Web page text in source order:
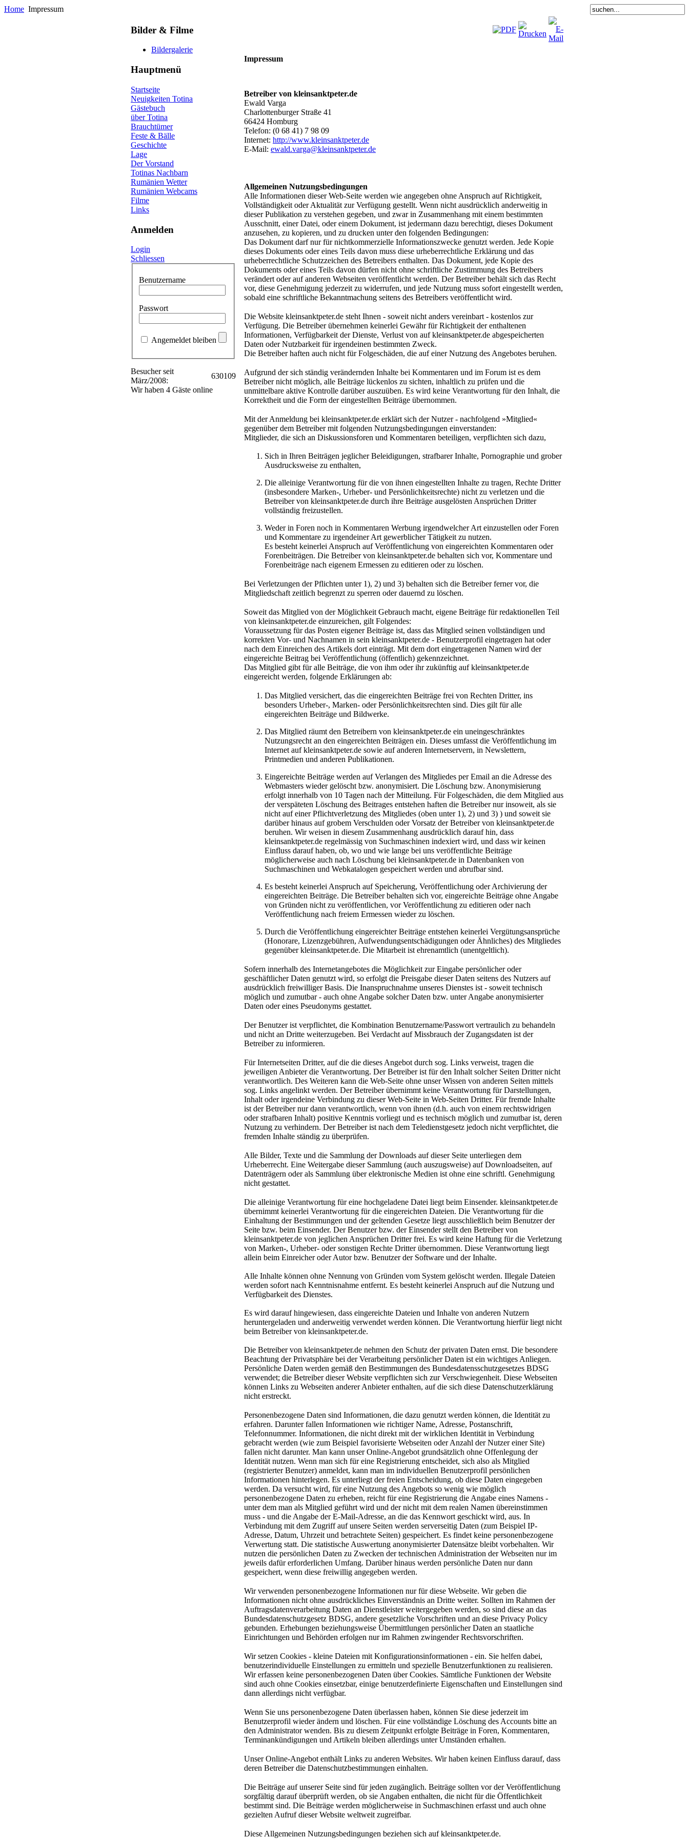
Home Impressum
Bilder & Filme
Bildergalerie
Hauptmenü
Startseite
Neuigkeiten Totina
Gästebuch
über Totina
Brauchtümer
Feste & Bälle
Geschichte
Lage
Der Vorstand
Totinas Nachbarn
Rumänien Wetter
Rumänien Webcams
Filme
Links
Anmelden
Login
Schliessen
Benutzername
Passwort
Angemeldet bleiben
Besucher seit
März/2008:
630109
Wir haben 4 Gäste online
Impressum
Betreiber von kleinsanktpeter.de
Ewald Varga
Charlottenburger Straße 41
66424 Homburg
Telefon: (0 68 41) 7 98 09
Internet: http://www.kleinsanktpeter.de
E-Mail: ewald.varga@kleinsanktpeter.de
Allgemeinen Nutzungsbedingungen
Alle Informationen dieser Web-Seite werden wie angegeben ohne Anspruch auf Richtigkeit,
Vollständigkeit oder Aktualität zur Verfügung gestellt. Wenn nicht ausdrücklich anderweitig in
dieser Publikation zu verstehen gegeben, und zwar in Zusammenhang mit einem bestimmten
Ausschnitt, einer Datei, oder einem Dokument, ist jedermann dazu berechtigt, dieses Dokument
anzusehen, zu kopieren, und zu drucken unter den folgenden Bedingungen:
Das Dokument darf nur für nichtkommerzielle Informationszwecke genutzt werden. Jede Kopie
dieses Dokuments oder eines Teils davon muss diese urheberrechtliche Erklärung und das
urheberrechtliche Schutzzeichen des Betreibers enthalten. Das Dokument, jede Kopie des
Dokuments oder eines Teils davon dürfen nicht ohne schriftliche Zustimmung des Betreibers
verändert oder auf anderen Webseiten veröffentlicht werden. Der Betreiber behält sich das Recht
vor, diese Genehmigung jederzeit zu widerrufen, und jede Nutzung muss sofort eingestellt werden,
sobald eine schriftliche Bekanntmachung seitens des Betreibers veröffentlicht wird.
Die Website kleinsanktpeter.de steht Ihnen - soweit nicht anders vereinbart - kostenlos zur
Verfügung. Die Betreiber übernehmen keinerlei Gewähr für Richtigkeit der enthaltenen
Informationen, Verfügbarkeit der Dienste, Verlust von auf kleinsanktpeter.de abgespeicherten
Daten oder Nutzbarkeit für irgendeinen bestimmten Zweck.
Die Betreiber haften auch nicht für Folgeschäden, die auf einer Nutzung des Angebotes beruhen.
Aufgrund der sich ständig verändernden Inhalte bei Kommentaren und im Forum ist es dem
Betreiber nicht möglich, alle Beiträge lückenlos zu sichten, inhaltlich zu prüfen und die
unmittelbare aktive Kontrolle darüber auszuüben. Es wird keine Verantwortung für den Inhalt, die
Korrektheit und die Form der eingestellten Beiträge übernommen.
Mit der Anmeldung bei kleinsanktpeter.de erklärt sich der Nutzer - nachfolgend »Mitglied«
gegenüber dem Betreiber mit folgenden Nutzungsbedingungen einverstanden:
Mitglieder, die sich an Diskussionsforen und Kommentaren beteiligen, verpflichten sich dazu,
Sich in Ihren Beiträgen jeglicher Beleidigungen, strafbarer Inhalte, Pornographie und grober
Ausdrucksweise zu enthalten,
Die alleinige Verantwortung für die von ihnen eingestellten Inhalte zu tragen, Rechte Dritter
(insbesondere Marken-, Urheber- und Persönlichkeitsrechte) nicht zu verletzen und die
Betreiber von kleinsanktpeter.de durch ihre Beiträge ausgelösten Ansprüchen Dritter
vollständig freizustellen.
Weder in Foren noch in Kommentaren Werbung irgendwelcher Art einzustellen oder Foren
und Kommentare zu irgendeiner Art gewerblicher Tätigkeit zu nutzen.
Es besteht keinerlei Anspruch auf Veröffentlichung von eingereichten Kommentaren oder
Forenbeiträgen. Die Betreiber von kleinsanktpeter.de behalten sich vor, Kommentare und
Forenbeiträge nach eigenem Ermessen zu editieren oder zu löschen.
Bei Verletzungen der Pflichten unter 1), 2) und 3) behalten sich die Betreiber ferner vor, die
Mitgliedschaft zeitlich begrenzt zu sperren oder dauernd zu löschen.
Soweit das Mitglied von der Möglichkeit Gebrauch macht, eigene Beiträge für redaktionellen Teil
von kleinsanktpeter.de einzureichen, gilt Folgendes:
Voraussetzung für das Posten eigener Beiträge ist, dass das Mitglied seinen vollständigen und
korrekten Vor- und Nachnamen in sein kleinsanktpeter.de - Benutzerprofil eingetragen hat oder
nach dem Einreichen des Artikels dort einträgt. Mit dem dort eingetragenen Namen wird der
eingereichte Beitrag bei Veröffentlichung (öffentlich) gekennzeichnet.
Das Mitglied gibt für alle Beiträge, die von ihm oder ihr zukünftig auf kleinsanktpeter.de
eingereicht werden, folgende Erklärungen ab:
Das Mitglied versichert, das die eingereichten Beiträge frei von Rechten Dritter, ins
besonders Urheber-, Marken- oder Persönlichkeitsrechten sind. Dies gilt für alle
eingereichten Beiträge und Bildwerke.
Das Mitglied räumt den Betreibern von kleinsanktpeter.de ein uneingeschränktes
Nutzungsrecht an den eingereichten Beiträgen ein. Dieses umfasst die Veröffentlichung im
Internet auf kleinsanktpeter.de sowie auf anderen Internetservern, in Newslettern,
Printmedien und anderen Publikationen.
Eingereichte Beiträge werden auf Verlangen des Mitgliedes per Email an die Adresse des
Webmasters wieder gelöscht bzw. anonymisiert. Die Löschung bzw. Anonymisierung
erfolgt innerhalb von 10 Tagen nach der Mitteilung. Für Folgeschäden, die dem Mitglied aus
der verspäteten Löschung des Beitrages entstehen haften die Betreiber nur insoweit, als sie
nicht auf einer Pflichtverletzung des Mitgliedes (oben unter 1), 2) und 3) ) und soweit sie
darüber hinaus auf grobem Verschulden oder Vorsatz der Betreiber von kleinsanktpeter.de
beruhen. Wir weisen in diesem Zusammenhang ausdrücklich darauf hin, dass
kleinsanktpeter.de regelmässig von Suchmaschinen indexiert wird, und dass wir keinen
Einfluss darauf haben, ob, wo und wie lange bei uns veröffentlichte Beiträge
möglicherweise auch nach Löschung bei kleinsanktpeter.de in Datenbanken von
Suchmaschinen und Webkatalogen gespeichert werden und abrufbar sind.
Es besteht keinerlei Anspruch auf Speicherung, Veröffentlichung oder Archivierung der
eingereichten Beiträge. Die Betreiber behalten sich vor, eingereichte Beiträge ohne Angabe
von Gründen nicht zu veröffentlichen, vor Veröffentlichung zu editieren oder nach
Veröffentlichung nach freiem Ermessen wieder zu löschen.
Durch die Veröffentlichung eingereichter Beiträge entstehen keinerlei Vergütungsansprüche
(Honorare, Lizenzgebühren, Aufwendungsentschädigungen oder Ähnliches) des Mitgliedes
gegenüber kleinsanktpeter.de. Die Mitarbeit ist ehrenamtlich (unentgeltlich).
Sofern innerhalb des Internetangebotes die Möglichkeit zur Eingabe persönlicher oder
geschäftlicher Daten genutzt wird, so erfolgt die Preisgabe dieser Daten seitens des Nutzers auf
ausdrücklich freiwilliger Basis. Die Inanspruchnahme unseres Dienstes ist - soweit technisch
möglich und zumutbar - auch ohne Angabe solcher Daten bzw. unter Angabe anonymisierter
Daten oder eines Pseudonyms gestattet.
Der Benutzer ist verpflichtet, die Kombination Benutzername/Passwort vertraulich zu behandeln
und nicht an Dritte weiterzugeben. Bei Verdacht auf Missbrauch der Zugangsdaten ist der
Betreiber zu informieren.
Für Internetseiten Dritter, auf die die dieses Angebot durch sog. Links verweist, tragen die
jeweiligen Anbieter die Verantwortung. Der Betreiber ist für den Inhalt solcher Seiten Dritter nicht
verantwortlich. Des Weiteren kann die Web-Seite ohne unser Wissen von anderen Seiten mittels
sog. Links angelinkt werden. Der Betreiber übernimmt keine Verantwortung für Darstellungen,
Inhalt oder irgendeine Verbindung zu dieser Web-Seite in Web-Seiten Dritter. Für fremde Inhalte
ist der Betreiber nur dann verantwortlich, wenn von ihnen (d.h. auch von einem rechtswidrigen
oder strafbaren Inhalt) positive Kenntnis vorliegt und es technisch möglich und zumutbar ist, deren
Nutzung zu verhindern. Der Betreiber ist nach dem Teledienstgesetz jedoch nicht verpflichtet, die
fremden Inhalte ständig zu überprüfen.
Alle Bilder, Texte und die Sammlung der Downloads auf dieser Seite unterliegen dem
Urheberrecht. Eine Weitergabe dieser Sammlung (auch auszugsweise) auf Downloadseiten, auf
Datenträgern oder als Sammlung über elektronische Medien ist ohne eine schriftl. Genehmigung
nicht gestattet.
Die alleinige Verantwortung für eine hochgeladene Datei liegt beim Einsender. kleinsanktpeter.de
übernimmt keinerlei Verantwortung für die eingereichten Dateien. Die Verantwortung für die
Einhaltung der Bestimmungen und der geltenden Gesetze liegt ausschließlich beim Benutzer der
Seite bzw. beim Einsender. Der Benutzer bzw. der Einsender stellt den Betreiber von
kleinsanktpeter.de von jeglichen Ansprüchen Dritter frei. Es wird keine Haftung für die Verletzung
von Marken-, Urheber- oder sonstigen Rechte Dritter übernommen. Diese Verantwortung liegt
allein beim Einreicher oder Autor bzw. Benutzer der Software und der Inhalte.
Alle Inhalte können ohne Nennung von Gründen vom System gelöscht werden. Illegale Dateien
werden sofort nach Kenntnisnahme entfernt. Es besteht keinerlei Anspruch auf die Nutzung und
Verfügbarkeit des Dienstes.
Es wird darauf hingewiesen, dass eingereichte Dateien und Inhalte von anderen Nutzern
heruntergeladen und anderweitig verwendet werden können. Die Verantwortung hierfür liegt nicht
beim Betreiber von kleinsanktpeter.de.
Die Betreiber von kleinsanktpeter.de nehmen den Schutz der privaten Daten ernst. Die besondere
Beachtung der Privatsphäre bei der Verarbeitung persönlicher Daten ist ein wichtiges Anliegen.
Persönliche Daten werden gemäß den Bestimmungen des Bundesdatensschutzgesetzes BDSG
verwendet; die Betreiber dieser Website verpflichten sich zur Verschwiegenheit. Diese Webseiten
können Links zu Webseiten anderer Anbieter enthalten, auf die sich diese Datenschutzerklärung
nicht erstreckt.
Personenbezogene Daten sind Informationen, die dazu genutzt werden können, die Identität zu
erfahren. Darunter fallen Informationen wie richtiger Name, Adresse, Postanschrift,
Telefonnummer. Informationen, die nicht direkt mit der wirklichen Identität in Verbindung
gebracht werden (wie zum Beispiel favorisierte Webseiten oder Anzahl der Nutzer einer Site)
fallen nicht darunter. Man kann unser Online-Angebot grundsätzlich ohne Offenlegung der
Identität nutzen. Wenn man sich für eine Registrierung entscheidet, sich also als Mitglied
(registrierter Benutzer) anmeldet, kann man im individuellen Benutzerprofil persönlichen
Informationen hinterlegen. Es unterliegt der freien Entscheidung, ob diese Daten eingegeben
werden. Da versucht wird, für eine Nutzung des Angebots so wenig wie möglich
personenbezogene Daten zu erheben, reicht für eine Registrierung die Angabe eines Namens -
unter dem man als Mitglied geführt wird und der nicht mit dem realen Namen übereinstimmen
muss - und die Angabe der E-Mail-Adresse, an die das Kennwort geschickt wird, aus. In
Verbindung mit dem Zugriff auf unsere Seiten werden serverseitig Daten (zum Beispiel IP-
Adresse, Datum, Uhrzeit und betrachtete Seiten) gespeichert. Es findet keine personenbezogene
Verwertung statt. Die statistische Auswertung anonymisierter Datensätze bleibt vorbehalten. Wir
nutzen die persönlichen Daten zu Zwecken der technischen Administration der Webseiten nur im
jeweils dafür erforderlichen Umfang. Darüber hinaus werden persönliche Daten nur dann
gespeichert, wenn diese freiwillig angegeben werden.
Wir verwenden personenbezogene Informationen nur für diese Webseite. Wir geben die
Informationen nicht ohne ausdrückliches Einverständnis an Dritte weiter. Sollten im Rahmen der
Auftragsdatenverarbeitung Daten an Dienstleister weitergegeben werden, so sind diese an das
Bundesdatenschutzgesetz BDSG, andere gesetzliche Vorschriften und an diese Privacy Policy
gebunden. Erhebungen beziehungsweise Übermittlungen persönlicher Daten an staatliche
Einrichtungen und Behörden erfolgen nur im Rahmen zwingender Rechtsvorschriften.
Wir setzen Cookies - kleine Dateien mit Konfigurationsinformationen - ein. Sie helfen dabei,
benutzerindividuelle Einstellungen zu ermitteln und spezielle Benutzerfunktionen zu realisieren.
Wir erfassen keine personenbezogenen Daten über Cookies. Sämtliche Funktionen der Website
sind auch ohne Cookies einsetzbar, einige benutzerdefinierte Eigenschaften und Einstellungen sind
dann allerdings nicht verfügbar.
Wenn Sie uns personenbezogene Daten überlassen haben, können Sie diese jederzeit im
Benutzerprofil wieder ändern und löschen. Für eine vollständige Löschung des Accounts bitte an
den Administrator wenden. Bis zu diesem Zeitpunkt erfolgte Beiträge in Foren, Kommentaren,
Terminankündigungen und Artikeln bleiben allerdings unter Umständen erhalten.
Unser Online-Angebot enthält Links zu anderen Websites. Wir haben keinen Einfluss darauf, dass
deren Betreiber die Datenschutzbestimmungen einhalten.
Die Beiträge auf unserer Seite sind für jeden zugänglich. Beiträge sollten vor der Veröffentlichung
sorgfältig darauf überprüft werden, ob sie Angaben enthalten, die nicht für die Öffentlichkeit
bestimmt sind. Die Beiträge werden möglicherweise in Suchmaschinen erfasst und auch ohne
gezielten Aufruf dieser Website weltweit zugreifbar.
Diese Allgemeinen Nutzungsbedingungen beziehen sich auf kleinsanktpeter.de.